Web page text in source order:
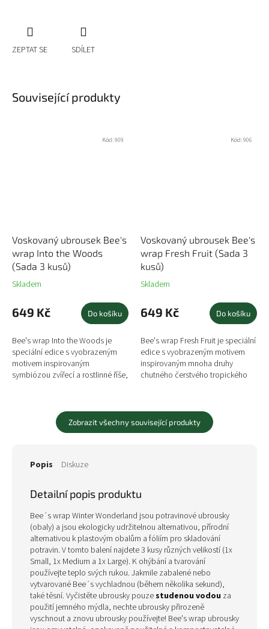
ZEPTAT SE SDÍLET
Související produkty
Voskovaný ubrousek Bee's
wrap Into the Woods
(Sada 3 kusů)
Skladem
649 Kč Do košíku
Bee's wrap Into the Woods je
speciální edice s vyobrazeným
motivem inspirovaným
symbiózou zvířecí a rostlinné říše,
Kód:909
Voskovaný ubrousek Bee's
wrap Fresh Fruit (Sada 3
kusů)
Skladem
649 Kč Do košíku
Bee's wrap Fresh Fruit je speciální
edice s vyobrazeným motivem
inspirovaným mnoha druhy
chutného čerstvého tropického
Kód:906
Zobrazit všechny související produkty
Popis Diskuze
Detailní popis produktu
Bee´s wrap Winter Wonderland jsou potravinové ubrousky
(obaly) a jsou ekologicky udržitelnou alternativou, přírodní
alternativou k plastovým obalům a fóliím pro skladování
potravin. V tomto balení najdete 3 kusy různých velikostí (1x
Small, 1x Medium a 1x Large). K ohýbání a tvarování
používejte teplo svých rukou. Jakmile zabalené nebo
vytvarované Bee´s vychladnou (během několika sekund),
také těsní. Vyčistěte ubrousky pouzestudenou vodou za
použití jemného mýdla, nechte ubrousky přirozeně
vyschnout a znovu ubrousky používejte! Bee's wrap ubrousky